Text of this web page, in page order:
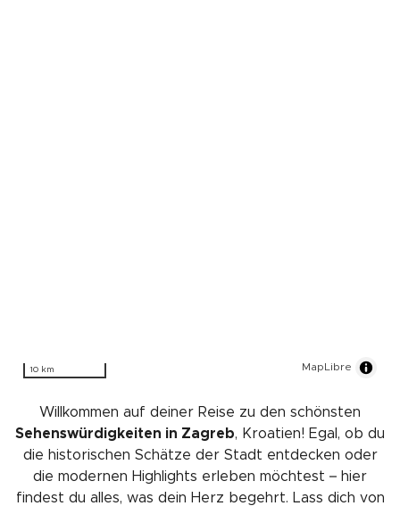
10 km MapLibre
Willkommen auf deiner Reise zu den schönsten
Sehenswürdigkeiten in Zagreb, Kroatien! Egal, ob du
die historischen Schätze der Stadt entdecken oder
die modernen Highlights erleben möchtest – hier
findest du alles, was dein Herz begehrt. Lass dich von